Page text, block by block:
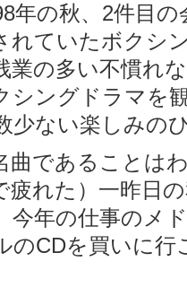
年の秋、2件目
れていたボクシ
業の多い不慣れ
シングドラマを
少ない楽しみの
曲であることは
疲れた）一昨日
今年の仕事のメ
のCDを買いに行